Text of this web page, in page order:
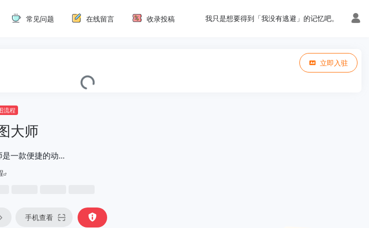
常见问题 在线留言 收录投稿 我只是想要得到「我没有逃避」的记忆吧。
立即入驻
流程
大师
一款便捷的动...
手机查看